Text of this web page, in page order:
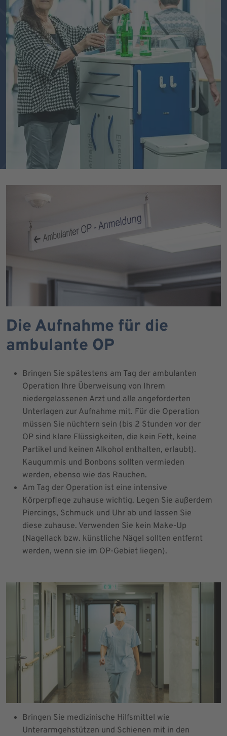
Die Aufnahme für die
ambulante OP
Bringen Sie spätestens am Tag der ambulanten
Operation Ihre Überweisung von Ihrem
niedergelassenen Arzt und alle angeforderten
Unterlagen zur Aufnahme mit. Für die Operation
müssen Sie nüchtern sein (bis 2 Stunden vor der
OP sind klare Flüssigkeiten, die kein Fett, keine
Partikel und keinen Alkohol enthalten, erlaubt).
Kaugummis und Bonbons sollten vermieden
werden, ebenso wie das Rauchen.
Am Tag der Operation ist eine intensive
Körperpflege zuhause wichtig. Legen Sie außerdem
Piercings, Schmuck und Uhr ab und lassen Sie
diese zuhause. Verwenden Sie kein Make-Up
(Nagellack bzw. künstliche Nägel sollten entfernt
werden, wenn sie im OP-Gebiet liegen).
Bringen Sie medizinische Hilfsmittel wie
Unterarmgehstützen und Schienen mit in den